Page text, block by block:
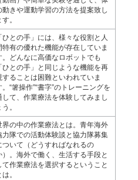
動きや運動学習の方法を提案致し
す。
「ひとの手」には、様々な役割と人
特有の優れた機能が存在していま
。どんなに高価なロボットでも
「ひとの手」と同じような機能を再
することは困難といわれていま
。“箸操作”“書字”のトレーニングを
して、作業療法を体験してみまし
う。
界の中の作業療法とは。青年海外
力隊での活動体験談と協力隊募集
ついて（どうすればなれるの
）。海外で働く、生活する手段と
て作業療法を選択するということ
は。